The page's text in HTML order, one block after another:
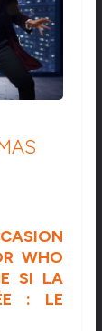
WHO
SI LA
: LE